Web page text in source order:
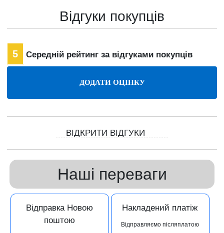
Відгуки покупців
5 Середній рейтинг за відгуками покупців
ВІДКРИТИ ВІДГУКИ
Наші переваги
Відправка Новою
поштою
Накладений платіж
Відправляємо післяплатою